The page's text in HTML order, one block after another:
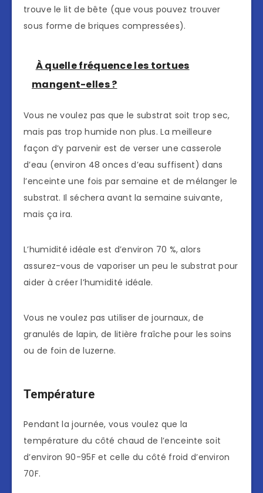
trouve le lit de bête (que vous pouvez trouver
sous forme de briques compressées).
À quelle fréquence les tortues
mangent-elles ?
Vous ne voulez pas que le substrat soit trop sec,
mais pas trop humide non plus. La meilleure
façon d’y parvenir est de verser une casserole
d’eau (environ 48 onces d’eau suffisent) dans
l’enceinte une fois par semaine et de mélanger le
substrat. Il séchera avant la semaine suivante,
mais ça ira.
L’humidité idéale est d’environ 70 %, alors
assurez-vous de vaporiser un peu le substrat pour
aider à créer l’humidité idéale.
Vous ne voulez pas utiliser de journaux, de
granulés de lapin, de litière fraîche pour les soins
ou de foin de luzerne.
Température
Pendant la journée, vous voulez que la
température du côté chaud de l’enceinte soit
d’environ 90-95F et celle du côté froid d’environ
70F.